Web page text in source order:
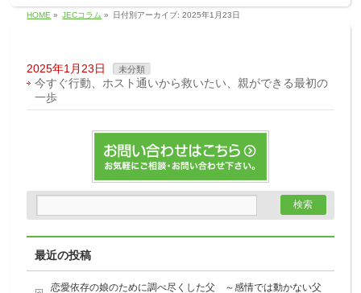
HOME » JECコラム » 日付別アーカイブ: 2025年1月23日
2025年1月23日 未分類
今すぐ行動、ホスト通いから救いたい、親ができる最初の
一歩
最近の投稿
恋愛依存の娘のために調べ尽くした父 ～感情では動かない父